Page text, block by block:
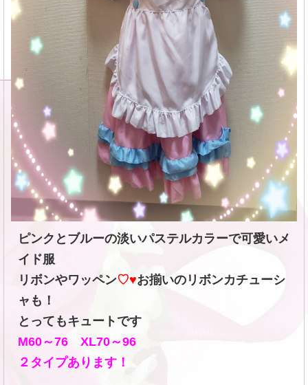
ピンクとブルーの淡いパステルカラーで可愛いメ
イド服
リボンやワッペン♡♥お揃いのリボンカチューシ
ャも！
とってもキュートです
M60～76 XL70～96
２タイプあります！